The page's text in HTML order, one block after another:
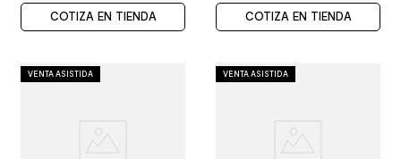
COTIZA EN TIENDA COTIZA EN TIENDA
VENTA ASISTIDA VENTA ASISTIDA